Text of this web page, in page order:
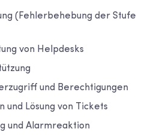
(Fehlerbehebung der Stufe
von Helpdesks
und Berechtigungen
und Lösung von Tickets
und Alarmreaktion